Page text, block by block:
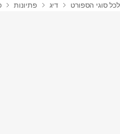
בית
לכל סוגי הספורט דיג פתיונות